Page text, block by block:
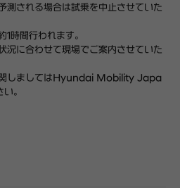
測される場合は試乗を中止させていた
1時間行われます。
況に合わせて現場でご案内させていた
関しましてはHyundai Mobility Japa
。